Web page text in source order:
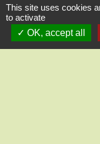
This site uses cookies
to activate
OK, accept all